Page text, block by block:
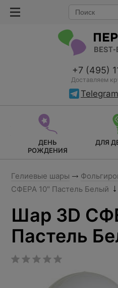
+7 (495)
Доставляем
Telegram
ДЕНЬ
РОЖДЕНИЯ
ДЛЯ
Гелиевые шары
СФЕРА 10" Пастель Белый
Шар 3D
Пастель